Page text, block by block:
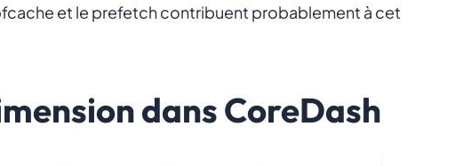
et le prefetch contribuent probablement à cet
dans CoreDash